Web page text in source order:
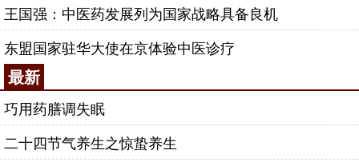
王国强：中医药发展列为国家战略具备良机
东盟国家驻华大使在京体验中医诊疗
最新
巧用药膳调失眠
二十四节气养生之惊蛰养生